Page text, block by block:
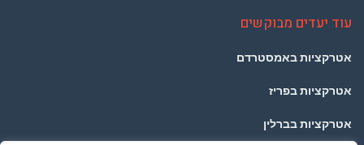
עוד יעדים מבוקשים
אטרקציות באמסטרדם
אטרקציות בפריז
אטרקציות בברלין